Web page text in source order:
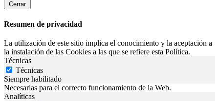
Cerrar
Resumen de privacidad
La utilización de este sitio implica el conocimiento y la aceptación a
la instalación de las Cookies a las que se refiere esta Política.
Técnicas
Técnicas
Siempre habilitado
Necesarias para el correcto funcionamiento de la Web.
Analíticas